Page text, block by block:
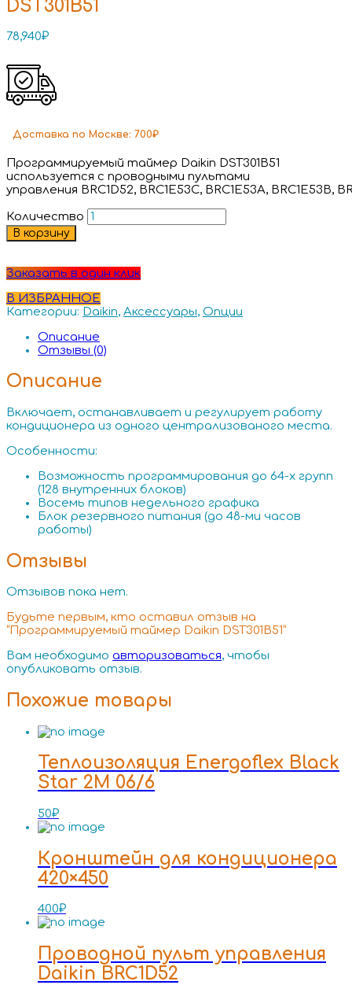
DST301B51
78,940₽
Доставка по Москве: 700₽
Программируемый таймер Daikin DST301B51
используется с проводными пультами
управления BRC1D52, BRC1E53C, BRC1E53A, BRC1E53B,
Количество
В корзину
Заказать в один клик
В ИЗБРАННОЕ
Категории: Daikin, Аксессуары, Опции
Описание
Отзывы (0)
Описание
Включает, останавливает и регулирует работу
кондиционера из одного централизованого места.
Особенности:
Возможность программирования до 64-х групп
(128 внутренних блоков)
Восемь типов недельного графика
Блок резервного питания (до 48-ми часов
работы)
Отзывы
Отзывов пока нет.
Будьте первым, кто оставил отзыв на
“Программируемый таймер Daikin DST301B51”
Вам необходимо авторизоваться, чтобы
опубликовать отзыв.
Похожие товары
Теплоизоляция Energoflex Black
Star 2M 06/6
50₽
Кронштейн для кондиционера
420×450
400₽
Проводной пульт управления
Daikin BRC1D52